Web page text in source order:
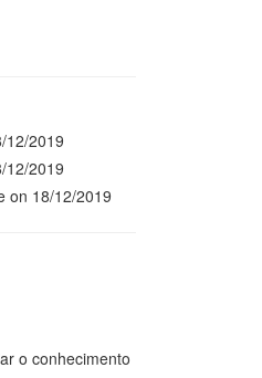
12/2019
12/2019
on 18/12/2019
o conhecimento